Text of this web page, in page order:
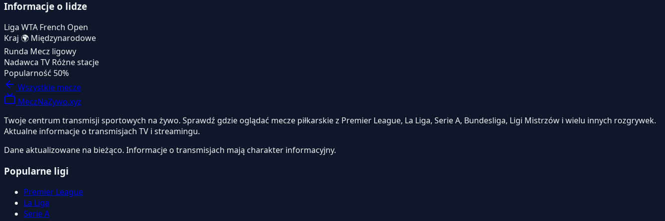
Informacje o lidze
Liga WTA French Open
Kraj 🌍 Międzynarodowe
Runda Mecz ligowy
Nadawca TV Różne stacje
Popularność 50%
Wszystkie mecze
MeczNaZywo.xyz
Twoje centrum transmisji sportowych na żywo. Sprawdź gdzie oglądać mecze piłkarskie z Premier League, La Liga, Serie A, Bundesliga, Ligi Mistrzów i wielu innych rozgrywek.
Aktualne informacje o transmisjach TV i streamingu.
Dane aktualizowane na bieżąco. Informacje o transmisjach mają charakter informacyjny.
Popularne ligi
Premier League
La Liga
Serie A